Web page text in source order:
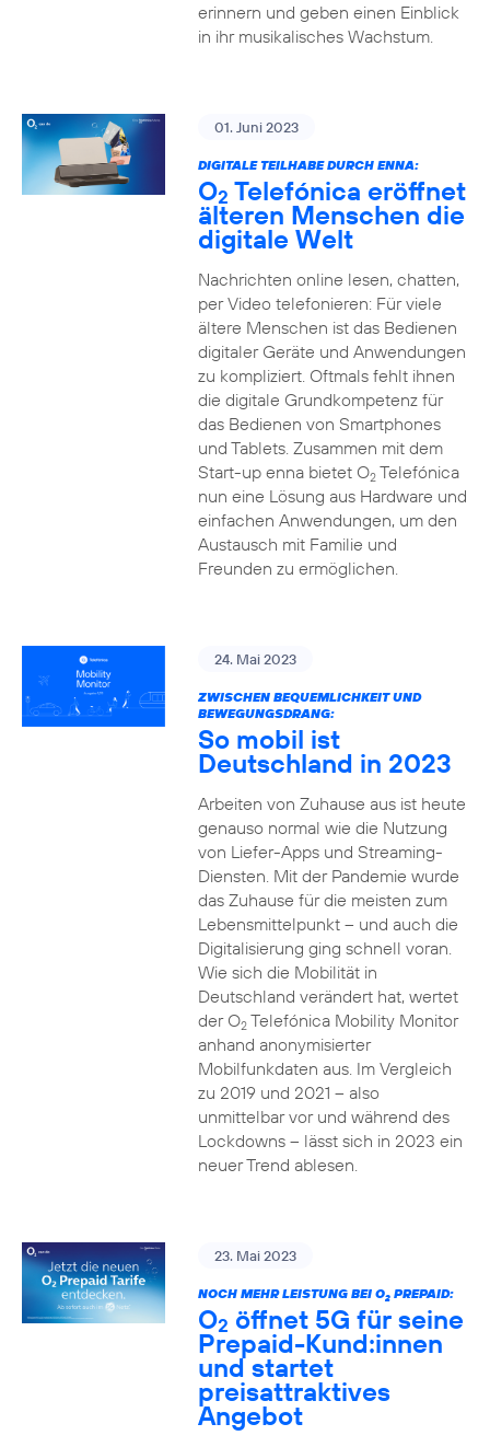
erinnern und geben einen Einblick
in ihr musikalisches Wachstum.
01. Juni 2023
DIGITALE TEILHABE DURCH ENNA:
O2 Telefónica eröffnet
älteren Menschen die
digitale Welt
Nachrichten online lesen, chatten,
per Video telefonieren: Für viele
ältere Menschen ist das Bedienen
digitaler Geräte und Anwendungen
zu kompliziert. Oftmals fehlt ihnen
die digitale Grundkompetenz für
das Bedienen von Smartphones
und Tablets. Zusammen mit dem
Start-up enna bietet O2Telefónica
nun eine Lösung aus Hardware und
einfachen Anwendungen, um den
Austausch mit Familie und
Freunden zu ermöglichen.
24. Mai 2023
ZWISCHEN BEQUEMLICHKEIT UND
BEWEGUNGSDRANG:
So mobil ist
Deutschland in 2023
Arbeiten von Zuhause aus ist heute
genauso normal wie die Nutzung
von Liefer-Apps und Streaming-
Diensten. Mit der Pandemie wurde
das Zuhause für die meisten zum
Lebensmittelpunkt – und auch die
Digitalisierung ging schnell voran.
Wie sich die Mobilität in
Deutschland verändert hat, wertet
der O2Telefónica Mobility Monitor
anhand anonymisierter
Mobilfunkdaten aus. Im Vergleich
zu 2019 und 2021 – also
unmittelbar vor und während des
Lockdowns – lässt sich in 2023 ein
neuer Trend ablesen.
23. Mai 2023
NOCH MEHR LEISTUNG BEI O2PREPAID:
O2 öffnet 5G für seine
Prepaid-Kund:innen
und startet
preisattraktives
Angebot